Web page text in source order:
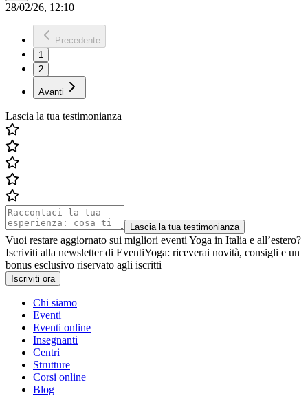
28/02/26, 12:10
Precedente
1
2
Avanti
Lascia la tua testimonianza
Lascia la tua testimonianza
Vuoi restare aggiornato sui migliori eventi Yoga in Italia e all’estero?
Iscriviti alla newsletter di EventiYoga: riceverai novità, consigli e un
bonus esclusivo riservato agli iscritti
Iscriviti ora
Chi siamo
Eventi
Eventi online
Insegnanti
Centri
Strutture
Corsi online
Blog